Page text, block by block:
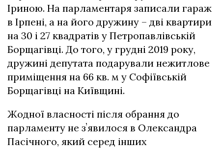
Іриною. На парламентаря записали гараж
в Ірпені, а на його дружину – дві квартири
на 30 і 27 квадратів у Петропавлівській
Борщагівці. До того, у грудні 2019 року,
дружині депутата подарували нежитлове
приміщення на 66 кв. м у Софіївській
Борщагівці на Київщині.
Жодної власності після обрання до
парламенту не зʼявилося в Олександра
Пасічного, який серед інших